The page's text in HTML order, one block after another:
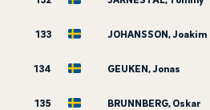
133 JOHANSSON, Joakim
134 GEUKEN, Jonas
135 BRUNNBERG, Oskar